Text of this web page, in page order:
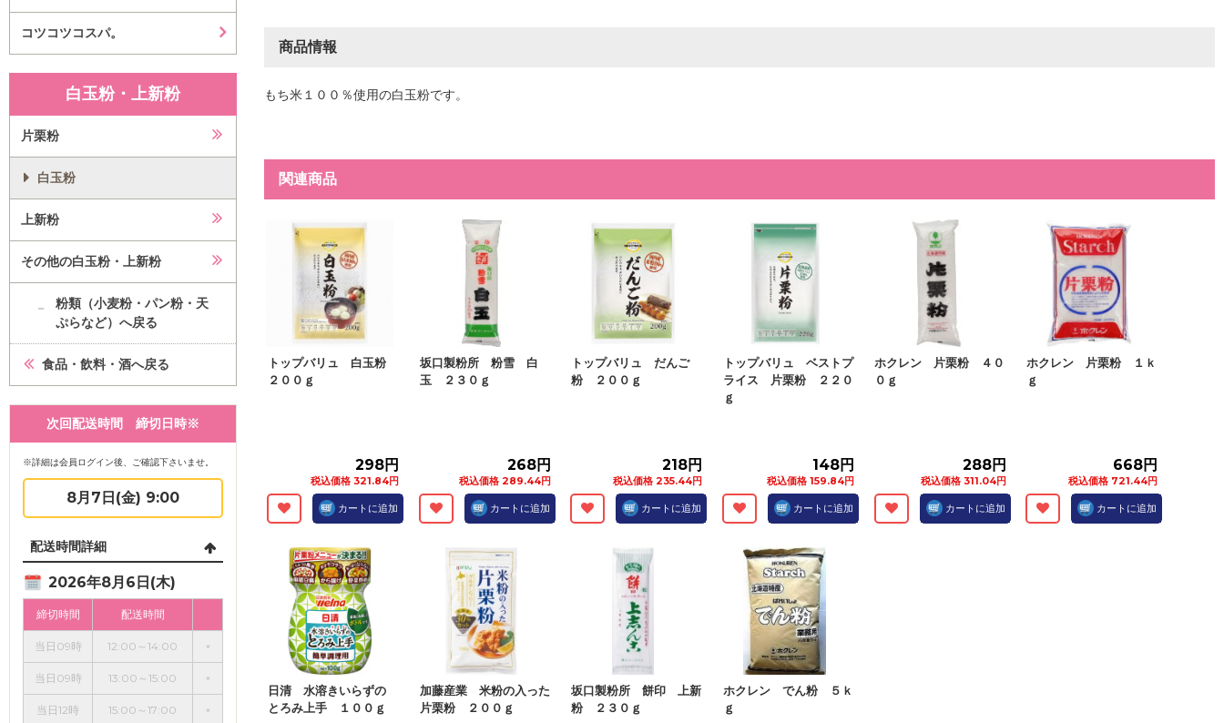
コツコツコスパ。
白玉粉・上新粉
片栗粉
白玉粉
上新粉
その他の白玉粉・上新粉
粉類（小麦粉・パン粉・天
ぷらなど）へ戻る
食品・飲料・酒へ戻る
次回配送時間 締切日時※
※詳細は会員ログイン後、ご確認下さいませ。
8月7日(金) 9:00
配送時間詳細
2026年8月6日(木)
締切時間 配送時間
当日09時 12:00～14:00 ×
当日09時 13:00～15:00 ×
当日12時 15:00～17:00 ×
商品情報
もち米１００％使用の白玉粉です。
関連商品
トップバリュ 白玉粉
２００ｇ
298円
税込価格 321.84円
カートに追加
坂口製粉所 粉雪 白
玉 ２３０ｇ
268円
税込価格 289.44円
カートに追加
トップバリュ だんご
粉 ２００ｇ
218円
税込価格 235.44円
カートに追加
トップバリュ ベストプ
ライス 片栗粉 ２２０
ｇ
148円
税込価格 159.84円
カートに追加
ホクレン 片栗粉 ４０
０ｇ
288円
税込価格 311.04円
カートに追加
ホクレン 片栗粉 １ｋ
ｇ
668円
税込価格 721.44円
カートに追加
日清 水溶きいらずの
とろみ上手 １００ｇ
加藤産業 米粉の入った
片栗粉 ２００ｇ
坂口製粉所 餅印 上新
粉 ２３０ｇ
ホクレン でん粉 ５ｋ
ｇ